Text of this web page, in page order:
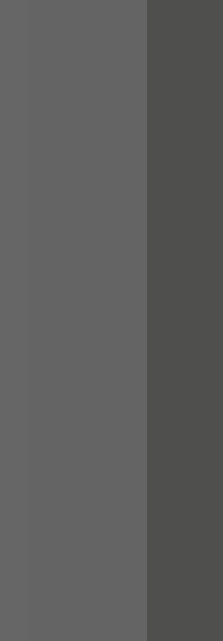
Δόμησης
Τουλόγλου